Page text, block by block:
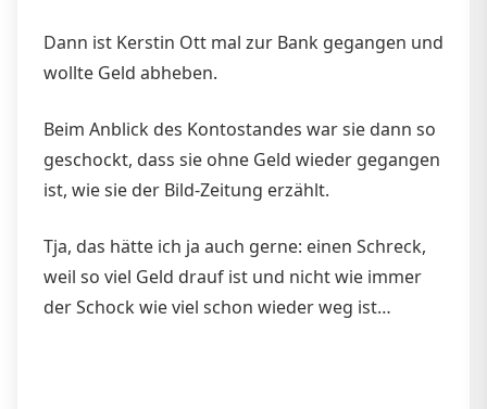
Dann ist Kerstin Ott mal zur Bank gegangen und
wollte Geld abheben.
Beim Anblick des Kontostandes war sie dann so
geschockt, dass sie ohne Geld wieder gegangen
ist, wie sie der Bild-Zeitung erzählt.
Tja, das hätte ich ja auch gerne: einen Schreck,
weil so viel Geld drauf ist und nicht wie immer
der Schock wie viel schon wieder weg ist…